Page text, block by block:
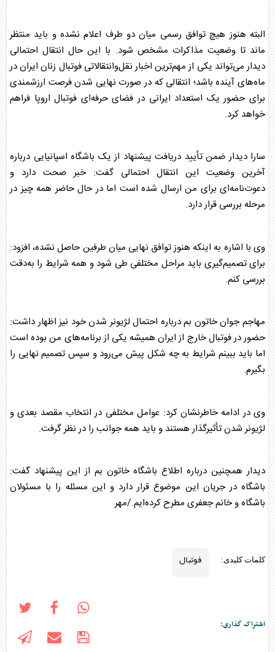
البته هنوز هیچ توافق رسمی میان دو طرف اعلام نشده و باید منتظر
ماند تا وضعیت مذاکرات مشخص شود. با این حال انتقال احتمالی
دیدار می‌تواند یکی از مهم‌ترین اخبار نقل‌وانتقالاتیفوتبال زنان ایران در
ماه‌های آینده باشد؛ انتقالی که در صورت نهایی شدن فرصت ارزشمندی
برای حضور یک استعداد ایرانی در فضای حرفه‌ای فوتبالاروپا فراهم
خواهد کرد.
سارا دیدار ضمن تأیید دریافت پیشنهاد از یک باشگاه اسپانیایی درباره
آخرین وضعیت این انتقال احتمالی گفت: خبر صحت دارد و
دعوت‌نامه‌ای برای من ارسال شده است اما در حال حاضر همه چیز در
مرحله بررسی قرار دارد.
وی با اشاره به اینکه هنوز توافق نهایی میان طرفین حاصل نشده، افزود:
برای تصمیم‌گیری باید مراحل مختلفی طی شود و همه شرایط را به‌دقت
بررسی کنم.
مهاجم جوان خاتون بم درباره احتمال لژیونر شدن خود نیز اظهار داشت:
حضور درفوتبالخارج از ایران همیشه یکی از برنامه‌های من بوده است
اما باید ببینم شرایط به چه شکل پیش می‌رود و سپس تصمیم نهایی را
بگیرم.
وی در ادامه خاطرنشان کرد: عوامل مختلفی در انتخاب مقصد بعدی و
لژیونر شدن تأثیرگذار هستند و باید همه جوانب را در نظر گرفت.
دیدار همچنین درباره اطلاع باشگاه خاتون بم از این پیشنهاد گفت:
باشگاه در جریان این موضوع قرار دارد و این مسئله را با مسئولان
باشگاه و خانم جعفری مطرح کرده‌ایم./مهر
کلمات کلیدی: فوتبال
اشتراک گذاری: